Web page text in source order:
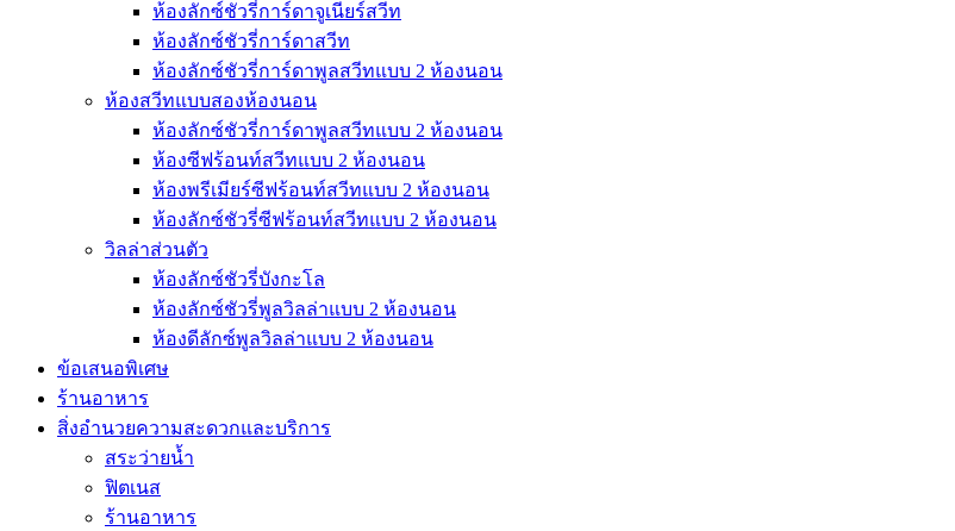
ห้องลักซ์ชัวรี่การ์ดาจูเนียร์สวีท
ห้องลักซ์ชัวรี่การ์ดาสวีท
ห้องลักซ์ชัวรี่การ์ดาพูลสวีทแบบ 2 ห้องนอน
ห้องสวีทแบบสองห้องนอน
ห้องลักซ์ชัวรี่การ์ดาพูลสวีทแบบ 2 ห้องนอน
ห้องซีฟร้อนท์สวีทแบบ 2 ห้องนอน
ห้องพรีเมียร์ซีฟร้อนท์สวีทแบบ 2 ห้องนอน
ห้องลักซ์ชัวรี่ซีฟร้อนท์สวีทแบบ 2 ห้องนอน
วิลล่าส่วนตัว
ห้องลักซ์ชัวรี่บังกะโล
ห้องลักซ์ชัวรี่พูลวิลล่าแบบ 2 ห้องนอน
ห้องดีลักซ์พูลวิลล่าแบบ 2 ห้องนอน
ข้อเสนอพิเศษ
ร้านอาหาร
สิ่งอำนวยความสะดวกและบริการ
สระว่ายน้ำ
ฟิตเนส
ร้านอาหาร